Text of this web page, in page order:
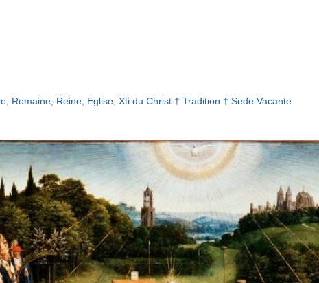
Romaine, Reine, Eglise, Xti du Christ † Tradition † Sede Vacante